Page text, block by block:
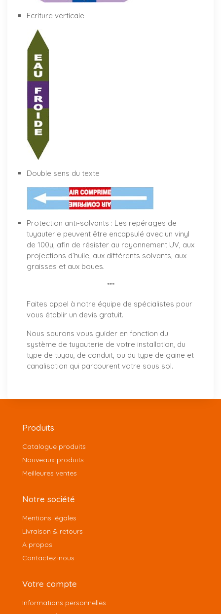
Ecriture verticale
Double sens du texte
Protection anti-solvants : Les repérages de
tuyauterie peuvent être encapsulé avec un vinyl
de 100µ, afin de résister au rayonnement UV, aux
projections d’huile, aux différents solvants, aux
graisses et aux boues.
***
Faites appel à notre équipe de spécialistes pour
vous établir un devis gratuit.
Nous saurons vous guider en fonction du
système de tuyauterie de votre installation, du
type de tuyau, de conduit, ou du type de gaine et
canalisation qui parcourent votre sous sol.
Produits
Catalogue produits
Nouveaux produits
Meilleures ventes
Notre société
Mentions légales
Livraison & retours
A propos
Contactez-nous
Votre compte
Informations personnelles